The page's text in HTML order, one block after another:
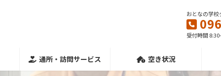
おとなの学
受付時間
通所・訪問サービス 空き状況